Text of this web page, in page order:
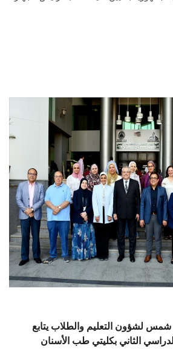
لشؤون التعليم والطلاب يتابع
الثاني بكليتي طب الأسنان